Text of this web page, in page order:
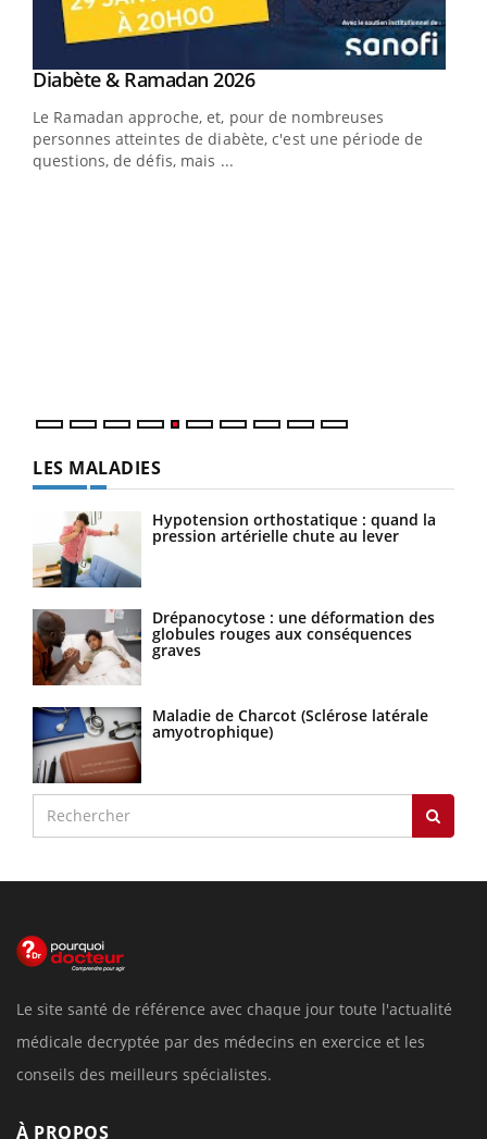
Youtube
Diabète & Ramadan 2026Youtube
Le Ramadan approche, et, pour de nombreuses
personnes atteintes de diabète, c'est une période de
questions, de défis, mais ...
LES MALADIES
Hypotension orthostatique : quand la
pression artérielle chute au lever
Drépanocytose : une déformation des
globules rouges aux conséquences
graves
Maladie de Charcot (Sclérose latérale
amyotrophique)
Le site santé de référence avec chaque jour toute l'actualité
médicale decryptée par des médecins en exercice et les
conseils des meilleurs spécialistes.
À PROPOS